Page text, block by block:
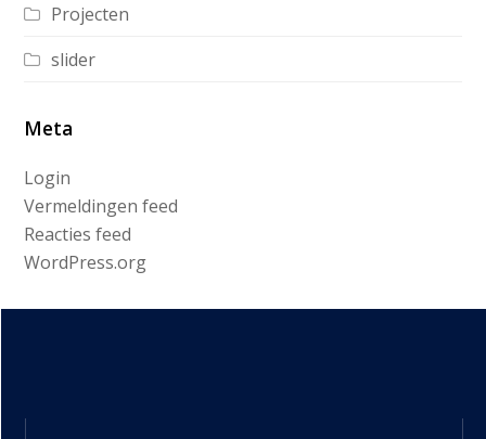
Projecten
slider
Meta
Login
Vermeldingen feed
Reacties feed
WordPress.org